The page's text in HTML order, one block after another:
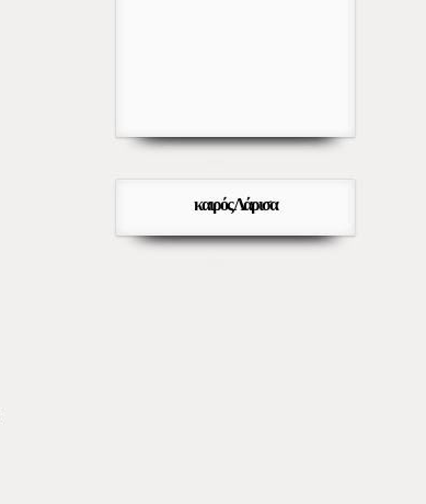
καιρός Λάρισα